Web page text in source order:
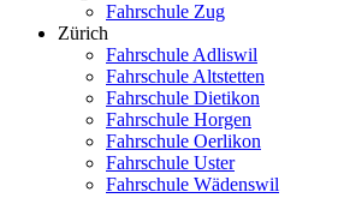
Fahrschule Zug
Zürich
Fahrschule Adliswil
Fahrschule Altstetten
Fahrschule Dietikon
Fahrschule Horgen
Fahrschule Oerlikon
Fahrschule Uster
Fahrschule Wädenswil